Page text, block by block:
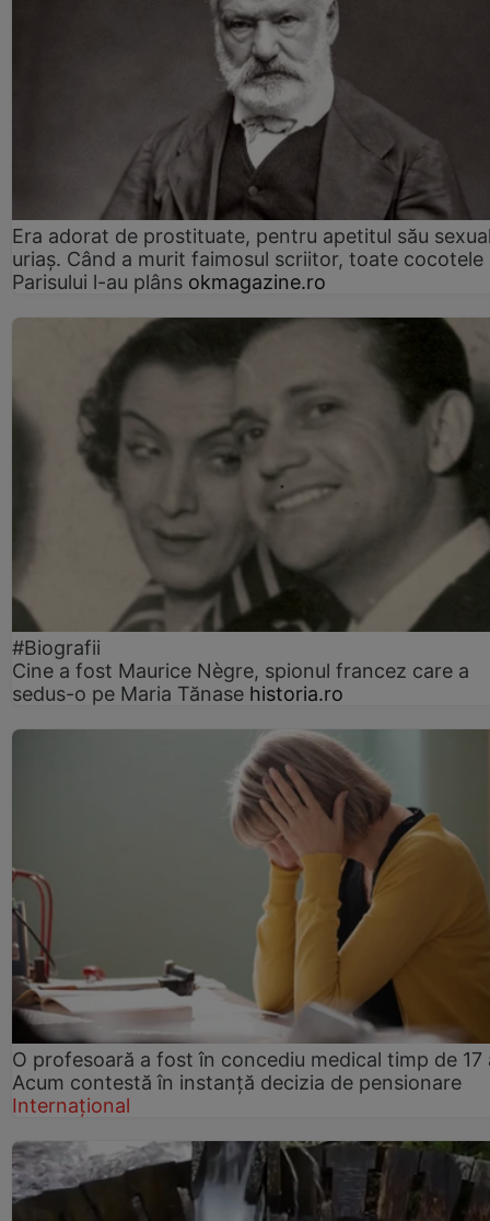
Era adorat de prostituate, pentru apetitul său
uriaș. Când a murit faimosul scriitor, toate cocotele
Parisului l-au plâns okmagazine.ro
#Biografii
Cine a fost Maurice Nègre, spionul francez care a
sedus-o pe Maria Tănase historia.ro
O profesoară a fost în concediu medical timp de 17
Acum contestă în instanță decizia de pensionare
Internațional